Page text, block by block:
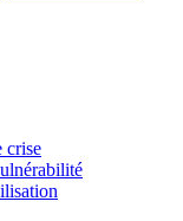
crise